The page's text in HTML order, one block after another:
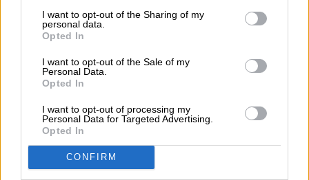
I want to opt-out of the Sharing of my
personal data.
Opted In
I want to opt-out of the Sale of my
Personal Data.
Opted In
I want to opt-out of processing my
Personal Data for Targeted Advertising.
Opted In
CONFIRM
EA ya es de Arabia
Saudita: qué cambia de
verdad tras esta compra